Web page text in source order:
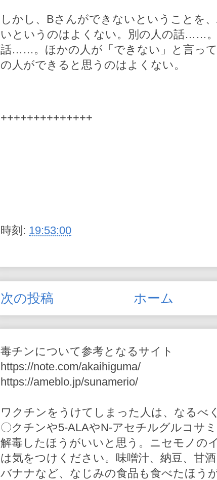
しかし、Bさんができないということを
いというのはよくない。別の人の話……
話……。ほかの人が「できない」と言っ
の人ができると思うのはよくない。
++++++++++++++
時刻: 19:53:00
次の投稿 ホーム
毒チンについて参考となるサイト
https://note.com/akaihiguma/
https://ameblo.jp/sunamerio/
ワクチンをうけてしまった人は、なるべ
〇クチンや5-ALAやN-アセチルグルコサ
解毒したほうがいいと思う。ニセモノの
は気をつけください。味噌汁、納豆、甘酒
バナナなど、なじみの食品も食べたほう